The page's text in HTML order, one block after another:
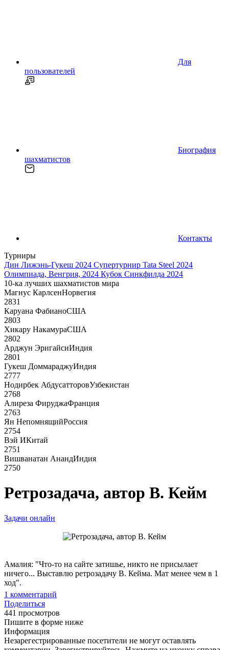
Для
пользователей
Биография
шахматистов
Контакты
Турниры
Дин Лижэнь-Гукеш 2024 Супертурнир Tata Steel 2024
Олимпиада, Венгрия, 2024 Кубок Синкфилда 2024
10-ка лучших шахматистов мира
Магнус КарлсенНорвегия
2831
Каруана ФабианоСША
2803
Хикару НакамураСША
2802
Арджун ЭригайсиИндия
2801
Гукеш ДоммараджуИндия
2777
Нодирбек АбдусатторовУзбекистан
2768
Алиреза ФируджаФранция
2763
Ян НепомнящийРоссия
2754
Вэй ИКитай
2751
Вишванатан АнандИндия
2750
Ретрозадача, автор В. Кейм
Задачи онлайн
Амалия: "Что-то на сайте затишье, никто не присылает
ничего... Выставлю ретрозадачу В. Кейма. Мат менее чем в 1
ход".
1 комментарий
Поделиться
441 просмотров
Пишите в форме ниже
Информация
Незарегестрированные посетители не могут оставлять